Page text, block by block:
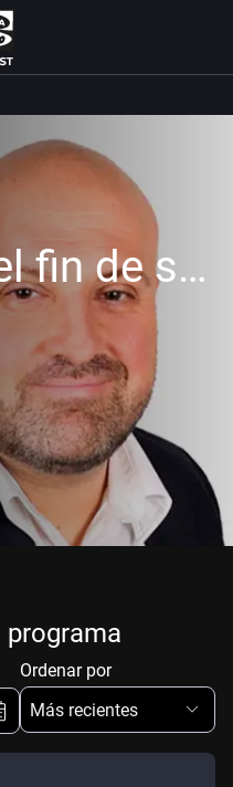
La terraza del fin de semana
Ordenar por
Más recientes